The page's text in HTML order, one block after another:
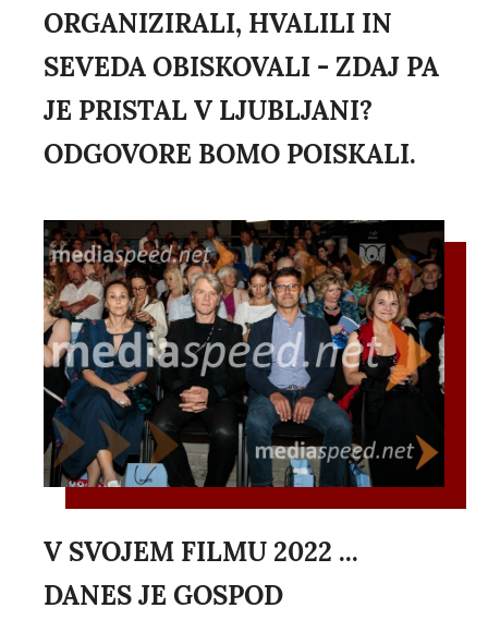
ORGANIZIRALI, HVALILI IN
SEVEDA OBISKOVALI - ZDAJ PA
JE PRISTAL V LJUBLJANI?
ODGOVORE BOMO POISKALI.
V SVOJEM FILMU 2022 ...
DANES JE GOSPOD